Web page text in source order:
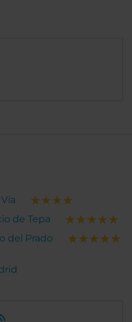
de Tepa
del Prado